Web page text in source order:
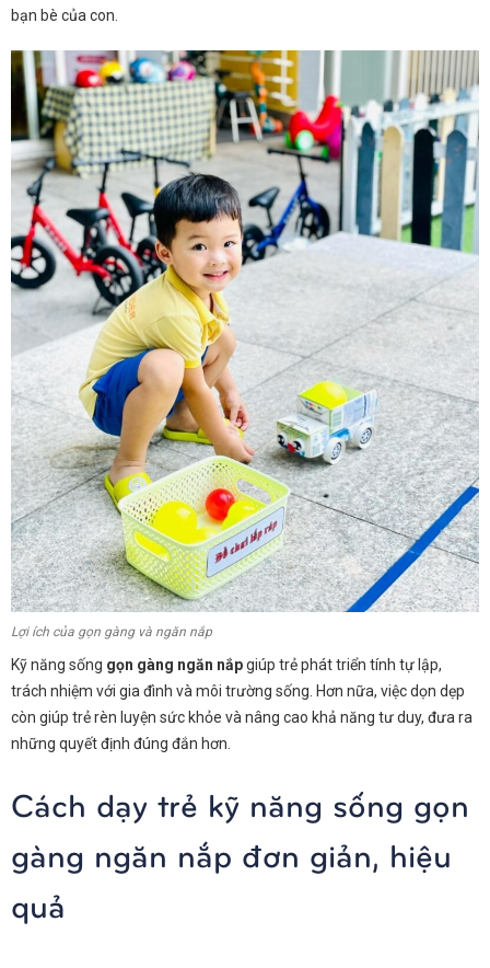
bạn bè của con.
Lợi ích của gọn gàng và ngăn nắp
Kỹ năng sống gọn gàng ngăn nắpgiúp trẻ phát triển tính tự lập,
trách nhiệm với gia đình và môi trường sống. Hơn nữa, việc dọn dẹp
còn giúp trẻ rèn luyện sức khỏe và nâng cao khả năng tư duy, đưa ra
những quyết định đúng đắn hơn.
Cách dạy trẻ kỹ năng sống gọn
gàng ngăn nắp đơn giản, hiệu
quả